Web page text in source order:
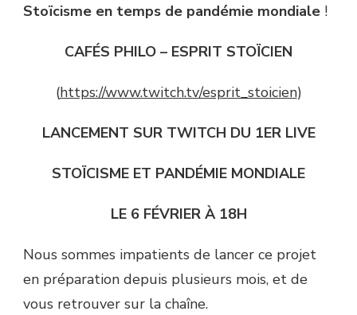
Stoïcisme en temps de pandémie mondiale !
CAFÉS PHILO – ESPRIT STOÏCIEN
(https://www.twitch.tv/esprit_stoicien)
LANCEMENT SUR TWITCH DU 1ER LIVE
STOÏCISME ET PANDÉMIE MONDIALE
LE 6 FÉVRIER À 18H
Nous sommes impatients de lancer ce projet
en préparation depuis plusieurs mois, et de
vous retrouver sur la chaîne.